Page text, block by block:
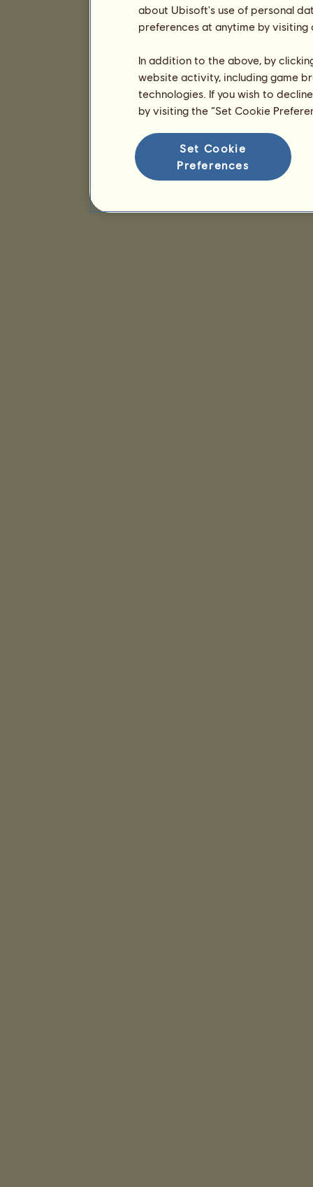
about Ubisoft's use of personal
preferences at anytime by
In addition to the above, by
website activity, including game
technologies. If you wish to
by visiting the “Set Cookie
Set Cookie
Preferences